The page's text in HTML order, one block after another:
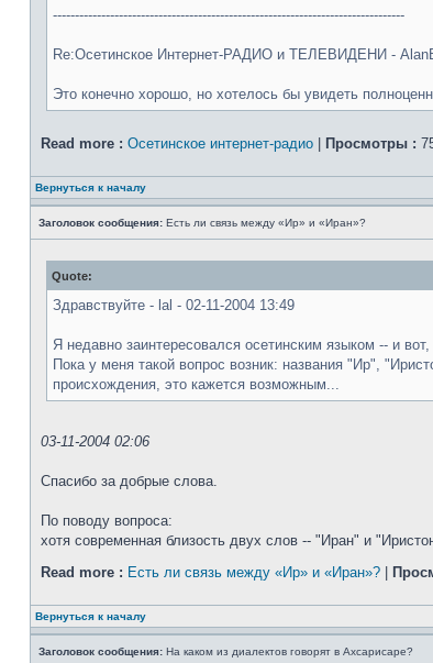
--------------------------------------------------------------------------------
Re:Осетинское Интернет-РАДИО и ТЕЛЕВИДЕНИ -
Это конечно хорошо, но хотелось бы увидеть
Read more : Осетинское интернет-радио Просмотры :
Вернуться к началу
Заголовок сообщения: Есть ли связь между «Ир» и «Иран»?
Quote:
Здравствуйте - lal - 02-11-2004 13:49
Я недавно заинтересовался осетинским языком -- и
Пока у меня такой вопрос возник: названия "Ир",
происхождения, это кажется возможным...
03-11-2004 02:06
Спасибо за добрые слова.
По поводу вопроса:
хотя современная близость двух слов -- "Иран" и
Read more : Есть ли связь между «Ир» и «Иран»?
Вернуться к началу
Заголовок сообщения: На каком из диалектов говорят в Ахсарисаре?